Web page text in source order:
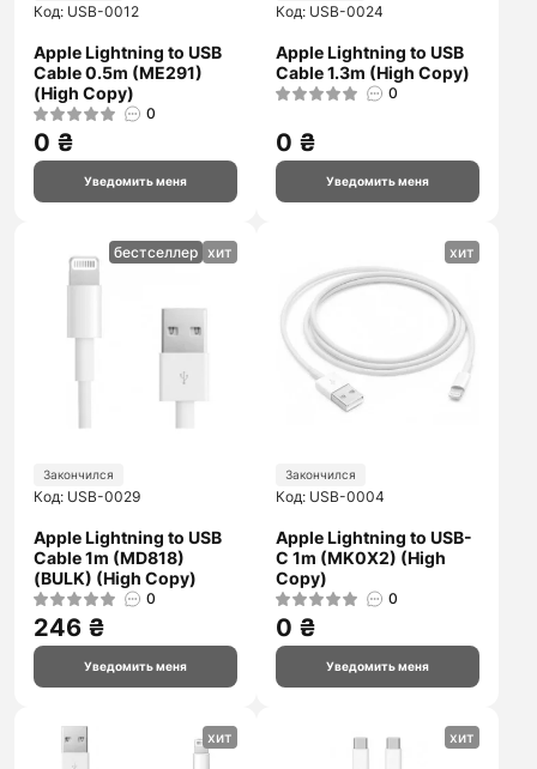
Код: USB-0012
Apple Lightning to USB
Cable 0.5m (ME291)
(High Copy)
0
0 ₴
Уведомить меня
Код: USB-0024
Apple Lightning to USB
Cable 1.3m (High Copy)
0
0 ₴
Уведомить меня
бестселлер хит
Закончился
Код: USB-0029
Apple Lightning to USB
Cable 1m (MD818)
(BULK) (High Copy)
0
246 ₴
Уведомить меня
хит
Закончился
Код: USB-0004
Apple Lightning to USB-
C 1m (MK0X2) (High
Copy)
0
0 ₴
Уведомить меня
хит хит